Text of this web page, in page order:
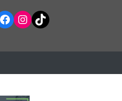
Facebook
Instagram
TikTok